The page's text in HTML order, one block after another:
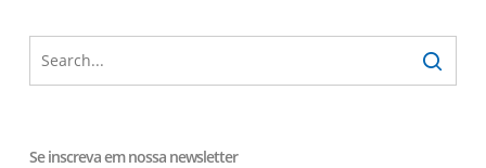
Se inscreva em nossa newsletter